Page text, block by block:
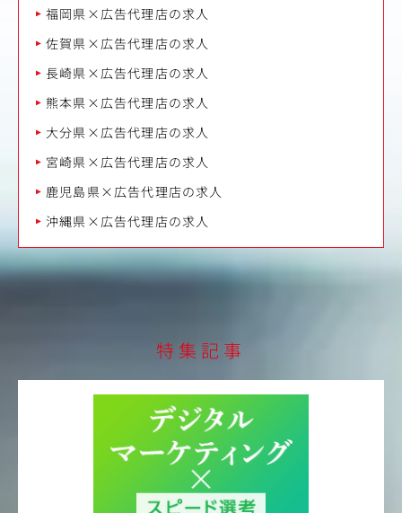
福岡県×広告代理店の求人
佐賀県×広告代理店の求人
長崎県×広告代理店の求人
熊本県×広告代理店の求人
大分県×広告代理店の求人
宮崎県×広告代理店の求人
鹿児島県×広告代理店の求人
沖縄県×広告代理店の求人
特集記事